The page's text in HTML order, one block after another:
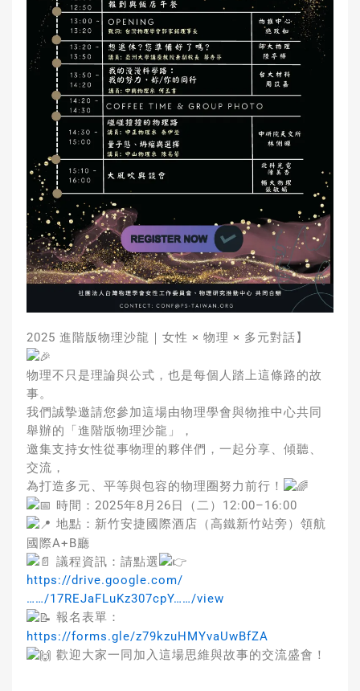
2025 進階版物理沙龍｜女性 × 物理 × 多元對話】
物理不只是理論與公式，也是每個人踏上這條路的故
事。
我們誠摯邀請您參加這場由物理學會與物推中心共同
舉辦的「進階版物理沙龍」，
邀集支持女性從事物理的夥伴們，一起分享、傾聽、
交流，
為打造多元、平等與包容的物理圈努力前行！
時間：2025年8月26日（二）12:00–16:00
地點：新竹安捷國際酒店（高鐵新竹站旁）領航
國際A+B廳
議程資訊：請點選
https://drive.google.com/
……/17REJaFLuKz307cpY……/view
報名表單：
https://forms.gle/z79kzuHMYvaUwBfZA
歡迎大家一同加入這場思維與故事的交流盛會！